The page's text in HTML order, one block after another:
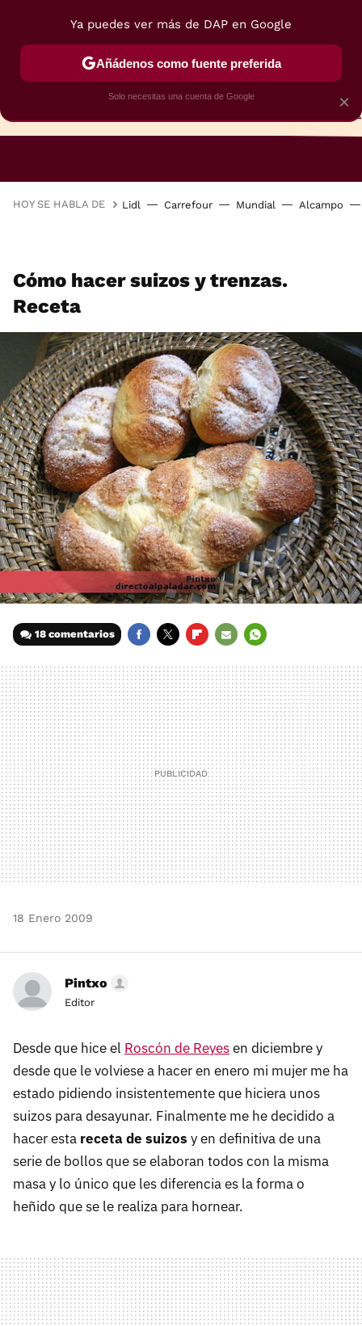
HOY SE HABLA DE Lidl Carrefour Mundial Alcampo
Cómo hacer suizos y trenzas.
Receta
18 comentarios
MAIL
18 Enero 2009
Pintxo
Editor
Desde que hice el Roscón de Reyesen diciembre y
desde que le volviese a hacer en enero mi mujer me ha
estado pidiendo insistentemente que hiciera unos
suizos para desayunar. Finalmente me he decidido a
hacer esta receta de suizos y en definitiva de una
serie de bollos que se elaboran todos con la misma
masa y lo único que les diferencia es la forma o
heñido que se le realiza para hornear.
×
Ya puedes ver más de DAP en Google
Añádenos como fuente preferida
Solo necesitas una cuenta de Google